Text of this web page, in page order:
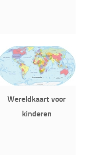
Wereldkaart voor
kinderen